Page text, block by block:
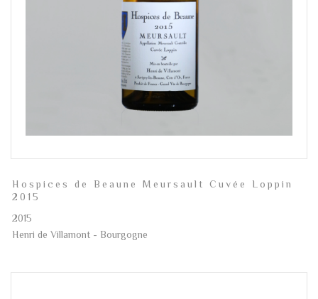
Hospices de Beaune Meursault Cuvée Loppin
2015
2015
Henri de Villamont - Bourgogne